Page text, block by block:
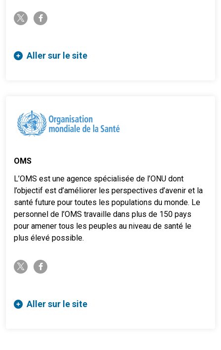
twitter-x facebook-f
Aller sur le site
OMS
L’OMS est une agence spécialisée de l’ONU dont
l’objectif est d’améliorer les perspectives d’avenir et la
santé future pour toutes les populations du monde. Le
personnel de l’OMS travaille dans plus de 150 pays
pour amener tous les peuples au niveau de santé le
plus élevé possible.
twitter-x facebook-f
Aller sur le site